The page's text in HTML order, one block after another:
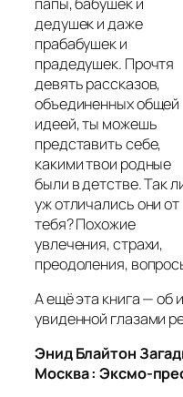
дедушек и даже
прабабушек и
прадедушек. Прочтя
девять рассказов,
объединенных общей
идеей, ты можешь
представить себе,
какими твои родные
были в детстве. Так
уж отличались они от
тебя? Похожие
увлечения, страхи,
преодоления,
А ещё эта книга — об
увиденной глазами
Энид Блайтон
Москва : Эксмо-